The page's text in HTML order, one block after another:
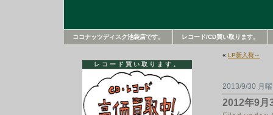
ココナッツディスク池袋店です。 レコード/CD買い取ります。
« LP新入荷～
2013/9/30 月
2012年9月
レコード買い取ります。